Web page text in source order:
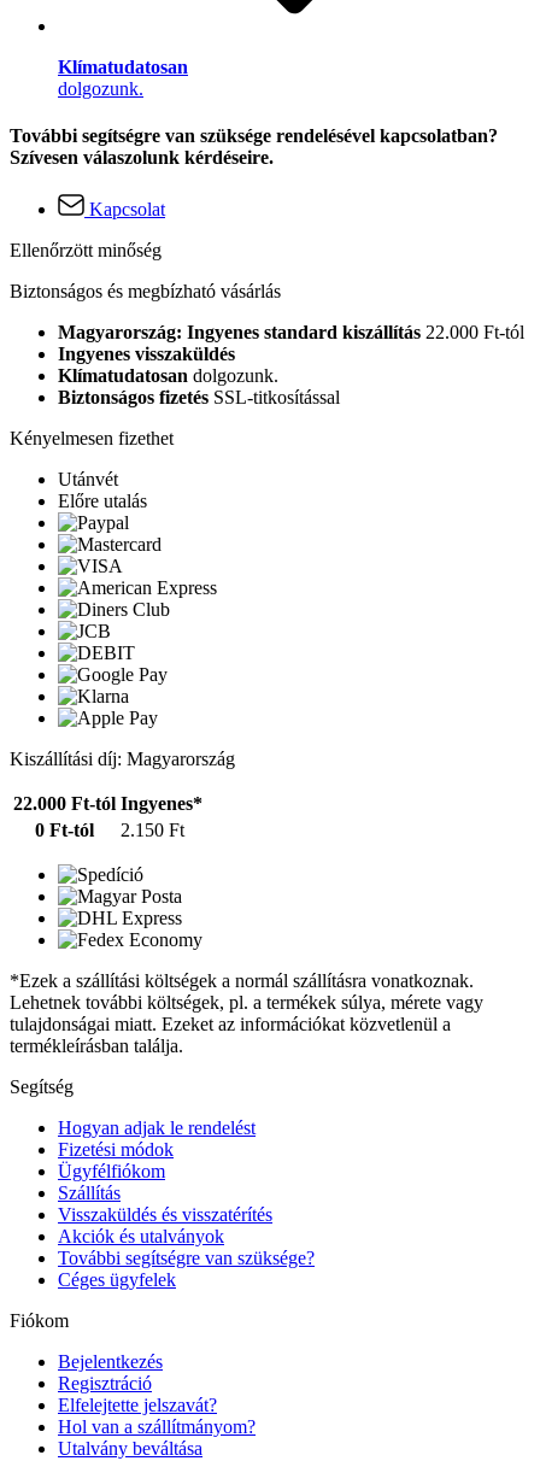
Klímatudatosan
dolgozunk.
További segítségre van szüksége rendelésével kapcsolatban?
Szívesen válaszolunk kérdéseire.
Kapcsolat
Ellenőrzött minőség
Biztonságos és megbízható vásárlás
Magyarország: Ingyenes standard kiszállítás 22.000 Ft-tól
Ingyenes visszaküldés
Klímatudatosan dolgozunk.
Biztonságos fizetés SSL-titkosítással
Kényelmesen fizethet
Utánvét
Előre utalás
Kiszállítási díj: Magyarország
22.000 Ft-tól Ingyenes*
0 Ft-tól
2.150 Ft
*Ezek a szállítási költségek a normál szállításra vonatkoznak.
Lehetnek további költségek, pl. a termékek súlya, mérete vagy
tulajdonságai miatt. Ezeket az információkat közvetlenül a
termékleírásban találja.
Segítség
Hogyan adjak le rendelést
Fizetési módok
Ügyfélfiókom
Szállítás
Visszaküldés és visszatérítés
Akciók és utalványok
További segítségre van szüksége?
Céges ügyfelek
Fiókom
Bejelentkezés
Regisztráció
Elfelejtette jelszavát?
Hol van a szállítmányom?
Utalvány beváltása